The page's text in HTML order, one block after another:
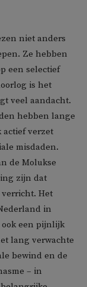
niet anders
Ze hebben
een selectief
is het
veel aandacht.
hebben lange
actief verzet
misdaden.
de Molukse
zijn dat
Het
in
een pijnlijk
lang verwachte
bewind en de
– in